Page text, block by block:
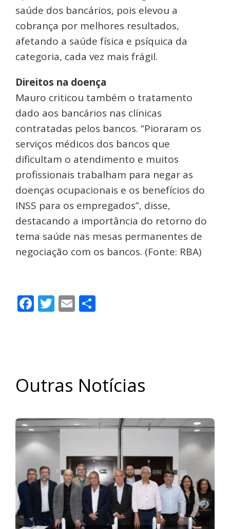
saúde dos bancários, pois elevou a
cobrança por melhores resultados,
afetando a saúde física e psíquica da
categoria, cada vez mais frágil.
Direitos na doença
Mauro criticou também o tratamento
dado aos bancários nas clínicas
contratadas pelos bancos. “Pioraram os
serviços médicos dos bancos que
dificultam o atendimento e muitos
profissionais trabalham para negar as
doenças ocupacionais e os benefícios do
INSS para os empregados”, disse,
destacando a importância do retorno do
tema saúde nas mesas permanentes de
negociação com os bancos. (Fonte: RBA)
Facebook
Twitter
Email
Outras Notícias